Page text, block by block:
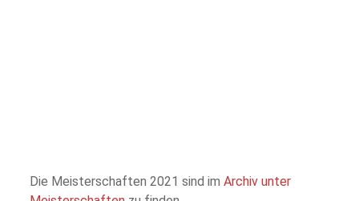
Die Meisterschaften 2021 sind im Archiv unter